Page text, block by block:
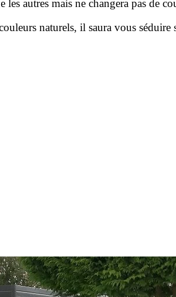
les autres mais ne changera pas de
naturels, il saura vous